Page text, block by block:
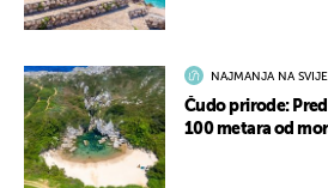
NAJMANJA NA
Čudo prirode:
100 metara od